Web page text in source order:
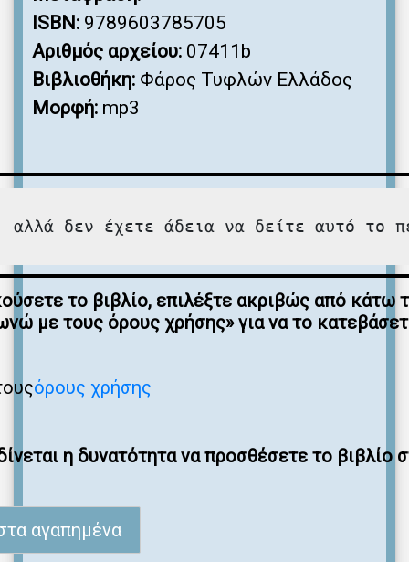
ISBN: 9789603785705
Αριθμός αρχείου: 07411b
Βιβλιοθήκη: Φάρος Τυφλών Ελλάδος
Μορφή: mp3
αλλά δεν έχετε άδεια να δείτε αυτό το
το βιβλίο, επιλέξτε ακριβώς από κάτω
με τους όρους χρήσης» για να το
όρους χρήσης
η δυνατότητα να προσθέσετε το βιβλίο
αγαπημένα